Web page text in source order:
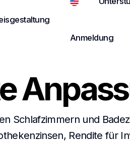
Anmeldung
Schlafzimmern und
Rendite für